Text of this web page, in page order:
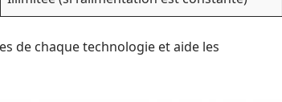
de chaque technologie et aide les